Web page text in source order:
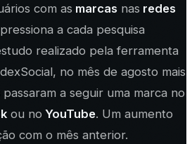
com as marcas nas redes
a cada pesquisa
realizado pela ferramenta
no mês de agosto mais
passaram a seguir uma marca no
ou no YouTube. Um aumento
com o mês anterior.